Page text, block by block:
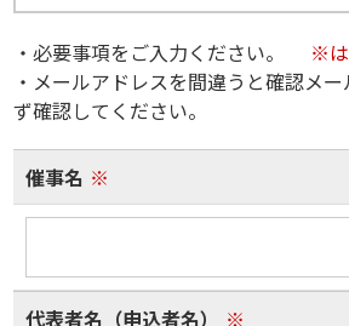
・必要事項をご入力ください。
※
・メールアドレスを間違うと確認メ
ず確認してください。
催事名 ※
代表者名（申込者名） ※